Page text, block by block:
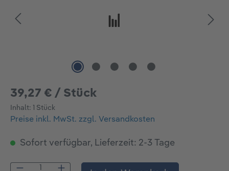
39,27 € / Stück
Inhalt: 1 Stück
Preise inkl. MwSt. zzgl. Versandkosten
Sofort verfügbar, Lieferzeit: 2-3 Tage